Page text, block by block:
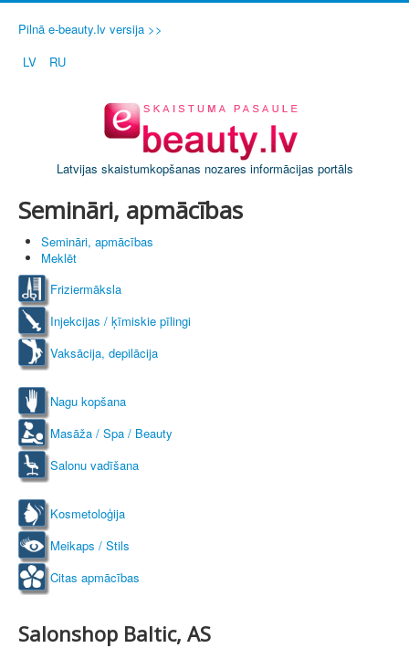
Pilnā e-beauty.lv versija >>
LV
RU
Latvijas skaistumkopšanas nozares informācijas portāls
Semināri, apmācības
Semināri, apmācības
Meklēt
Friziermāksla
Injekcijas / ķīmiskie pīlingi
Vaksācija, depilācija
Nagu kopšana
Masāža / Spa / Beauty
Salonu vadīšana
Kosmetoloģija
Meikaps / Stils
Citas apmācības
Salonshop Baltic, AS